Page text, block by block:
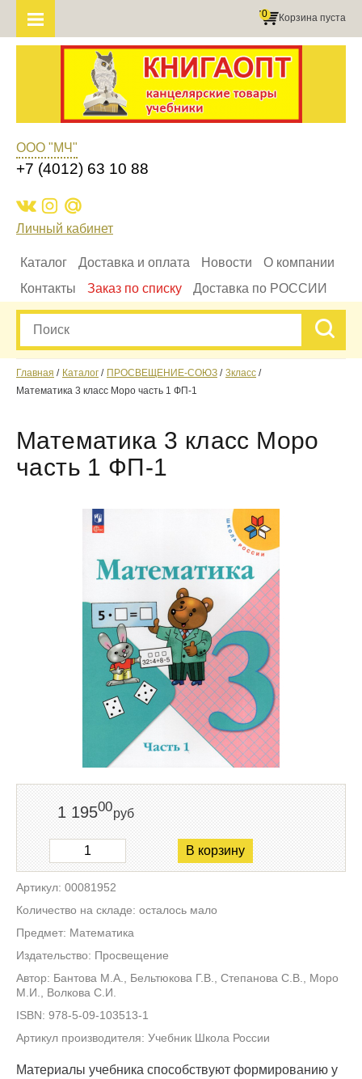
Корзина пуста
0
ООО "МЧ"
+7 (4012) 63 10 88
Личный кабинет
Каталог Доставка и оплата Новости
О компании
Контакты
Заказ по списку Доставка по РОССИИ
Главная Каталог ПРОСВЕЩЕНИЕ-СОЮЗ
3класс
Математика 3 класс Моро часть 1 ФП-1
Математика 3 класс Моро
часть 1 ФП-1
1 19500руб
В корзину
Артикул: 00081952
Количество на складе: осталось мало
Предмет: Математика
Издательство: Просвещение
Автор: Бантова М.А., Бельтюкова Г.В., Степанова С.В., Моро
М.И., Волкова С.И.
ISBN: 978-5-09-103513-1
Артикул производителя: Учебник Школа России
Материалы учебника способствуют формированию у